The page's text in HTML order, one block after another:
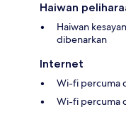
Haiwan
Haiwan
dibenarkan
Internet
Wi-fi percuma
Wi-fi percuma